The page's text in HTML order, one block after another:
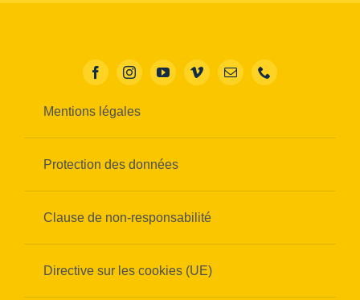
Mentions légales
Protection des données
Clause de non-responsabilité
Directive sur les cookies (UE)